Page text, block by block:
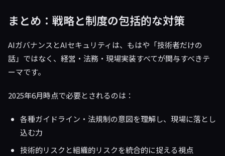
まとめ：戦略と制度の包括的な対策
AIガバナンスとAIセキュリティは、もはや「技術者だけの
話」ではなく、経営・法務・現場実装すべてが関与すべきテ
ーマです。
2025年6月時点で必要とされるのは：
各種ガイドライン・法規制の意図を理解し、現場に落とし
込む力
技術的リスクと組織的リスクを統合的に捉える視点